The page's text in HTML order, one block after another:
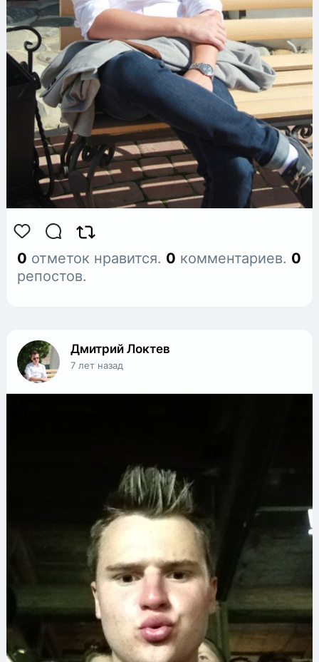
0 отметок нравится. 0 комментариев. 0
репостов.
Дмитрий Локтев
7 лет назад